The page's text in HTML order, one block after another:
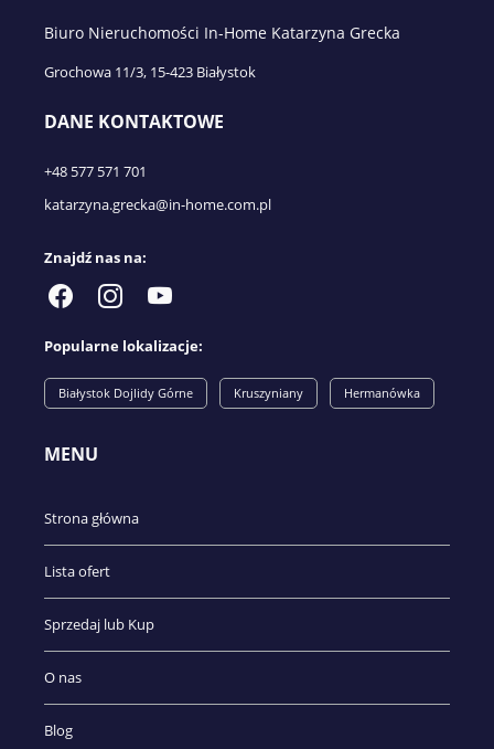
Biuro Nieruchomości In-Home Katarzyna Grecka
Grochowa 11/3, 15-423 Białystok
DANE KONTAKTOWE
+48 577 571 701
katarzyna.grecka@in-home.com.pl
Znajdź nas na:
Popularne lokalizacje:
Białystok Dojlidy Górne Kruszyniany Hermanówka
MENU
Strona główna
Lista ofert
Sprzedaj lub Kup
O nas
Blog